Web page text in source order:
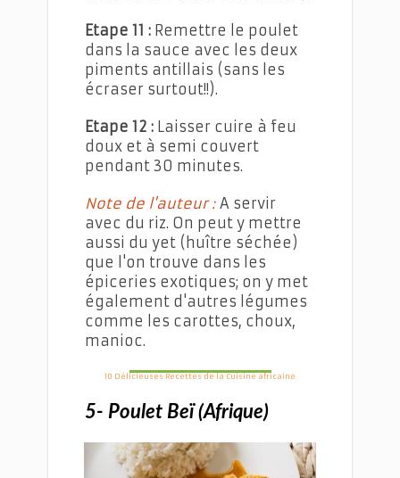
Etape 11 : Remettre le poulet
dans la sauce avec les deux
piments antillais (sans les
écraser surtout!!).
Etape 12 : Laisser cuire à feu
doux et à semi couvert
pendant 30 minutes.
Note de l'auteur : A servir
avec du riz. On peut y mettre
aussi du yet (huître séchée)
que l'on trouve dans les
épiceries exotiques; on y met
également d'autres légumes
comme les carottes, choux,
manioc.
10 Délicieuses Recettes de la Cuisine africaine
5- Poulet Beï (Afrique)